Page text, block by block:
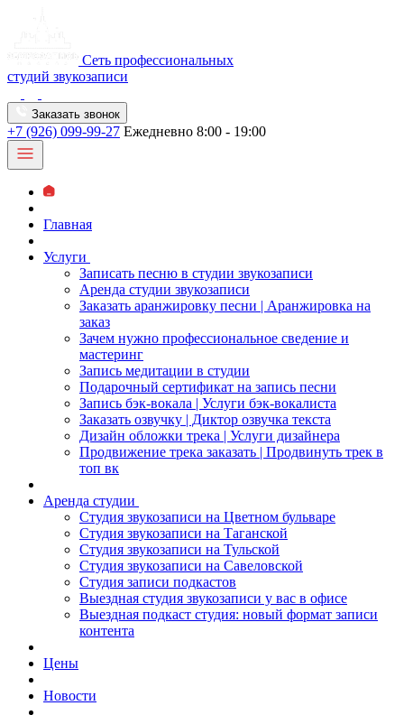
Сеть профессиональных
студий звукозаписи
Заказать звонок
+7 (926) 099-99-27 Ежедневно 8:00 - 19:00
Главная
Услуги
Записать песню в студии звукозаписи
Аренда студии звукозаписи
Заказать аранжировку песни | Аранжировка на
заказ
Зачем нужно профессиональное сведение и
мастеринг
Запись медитации в студии
Подарочный сертификат на запись песни
Запись бэк-вокала | Услуги бэк-вокалиста
Заказать озвучку | Диктор озвучка текста
Дизайн обложки трека | Услуги дизайнера
Продвижение трека заказать | Продвинуть трек в
топ вк
Аренда студии
Студия звукозаписи на Цветном бульваре
Студия звукозаписи на Таганской
Студия звукозаписи на Тульской
Студия звукозаписи на Савеловской
Студия записи подкастов
Выездная студия звукозаписи у вас в офисе
Выездная подкаст студия: новый формат записи
контента
Цены
Новости